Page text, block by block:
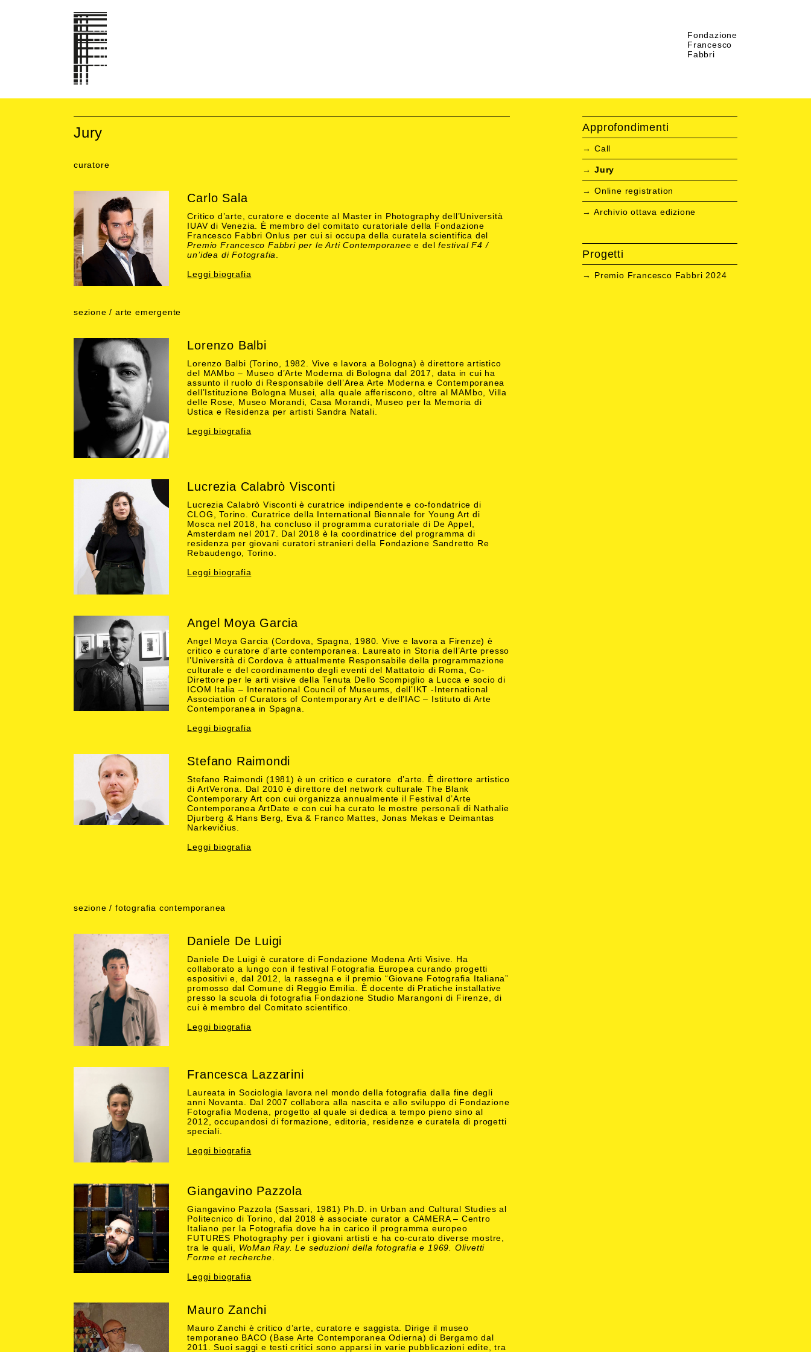
Fondazione
Francesco
Fabbri
Jury
curatore
Carlo Sala
Critico d’arte, curatore e docente al Master in Photography dell’Università
IUAV di Venezia. È membro del comitato curatoriale della Fondazione
Francesco Fabbri Onlus per cui si occupa della curatela scientifica del
Premio Francesco Fabbri per le Arti Contemporanee e delfestival F4 /
un’idea di Fotografia
Leggi biografia
sezione / arte emergente
Lorenzo Balbi
Lorenzo Balbi (Torino, 1982. Vive e lavora a Bologna) è direttore artistico
del MAMbo – Museo d’Arte Moderna di Bologna dal 2017, data in cui ha
assunto il ruolo di Responsabile dell’Area Arte Moderna e Contemporanea
dell’Istituzione Bologna Musei, alla quale afferiscono, oltre al MAMbo, Villa
delle Rose, Museo Morandi, Casa Morandi, Museo per la Memoria di
Ustica e Residenza per artisti Sandra Natali.
Leggi biografia
Lucrezia Calabrò Visconti
Lucrezia Calabrò Visconti è curatrice indipendente e co-fondatrice di
CLOG, Torino. Curatrice della International Biennale for Young Art di
Mosca nel 2018, ha concluso il programma curatoriale di De Appel,
Amsterdam nel 2017. Dal 2018 è la coordinatrice del programma di
residenza per giovani curatori stranieri della Fondazione Sandretto Re
Rebaudengo, Torino.
Leggi biografia
Angel Moya Garcia
Angel Moya Garcia (Cordova, Spagna, 1980. Vive e lavora a Firenze) è
critico e curatore d’arte contemporanea. Laureato in Storia dell’Arte presso
l’Università di Cordova è attualmente Responsabile della programmazione
culturale e del coordinamento degli eventi del Mattatoio di Roma, Co-
Direttore per le arti visive della Tenuta Dello Scompiglio a Lucca e socio di
ICOM Italia – International Council of Museums, dell’IKT -International
Association of Curators of Contemporary Art e dell’IAC – Istituto di Arte
Contemporanea in Spagna.
Leggi biografia
Stefano Raimondi
Stefano Raimondi (1981) è un critico e curatore d’arte. È direttore artistico
di ArtVerona. Dal 2010 è direttore del network culturale The Blank
Contemporary Art con cui organizza annualmente il Festival d’Arte
Contemporanea ArtDate e con cui ha curato le mostre personali di Nathalie
Djurberg & Hans Berg, Eva & Franco Mattes, Jonas Mekas e Deimantas
Narkevičius.
Leggi biografia
sezione / fotografia contemporanea
Daniele De Luigi
Daniele De Luigi è curatore di Fondazione Modena Arti Visive. Ha
collaborato a lungo con il festival Fotografia Europea curando progetti
espositivi e, dal 2012, la rassegna e il premio “Giovane Fotografia Italiana”
promosso dal Comune di Reggio Emilia. È docente di Pratiche installative
presso la scuola di fotografia Fondazione Studio Marangoni di Firenze, di
cui è membro del Comitato scientifico.
Leggi biografia
Francesca Lazzarini
Laureata in Sociologia lavora nel mondo della fotografia dalla fine degli
anni Novanta. Dal 2007 collabora alla nascita e allo sviluppo di Fondazione
Fotografia Modena, progetto al quale si dedica a tempo pieno sino al
2012, occupandosi di formazione, editoria, residenze e curatela di progetti
speciali.
Leggi biografia
Giangavino Pazzola
Giangavino Pazzola (Sassari, 1981) Ph.D. in Urban and Cultural Studies al
Politecnico di Torino, dal 2018 è associate curator a CAMERA – Centro
Italiano per la Fotografia dove ha in carico il programma europeo
FUTURES Photography per i giovani artisti e ha co-curato diverse mostre,
tra le quali, WoMan Ray. Le seduzioni della fotografia e 1969. Olivetti
Forme et recherche
Leggi biografia
Mauro Zanchi
Mauro Zanchi è critico d’arte, curatore e saggista. Dirige il museo
temporaneo BACO (Base Arte Contemporanea Odierna) di Bergamo dal
2011. Suoi saggi e testi critici sono apparsi in varie pubblicazioni edite, tra
Approfondimenti
Call
Jury
Online registration
Archivio ottava edizione
Progetti
Premio Francesco Fabbri 2024